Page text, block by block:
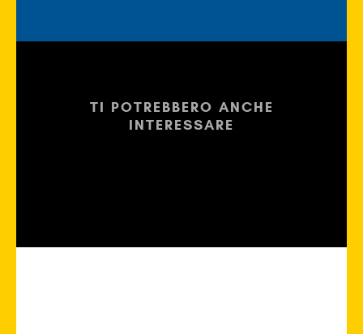
TI POTREBBERO ANCHE
INTERESSARE